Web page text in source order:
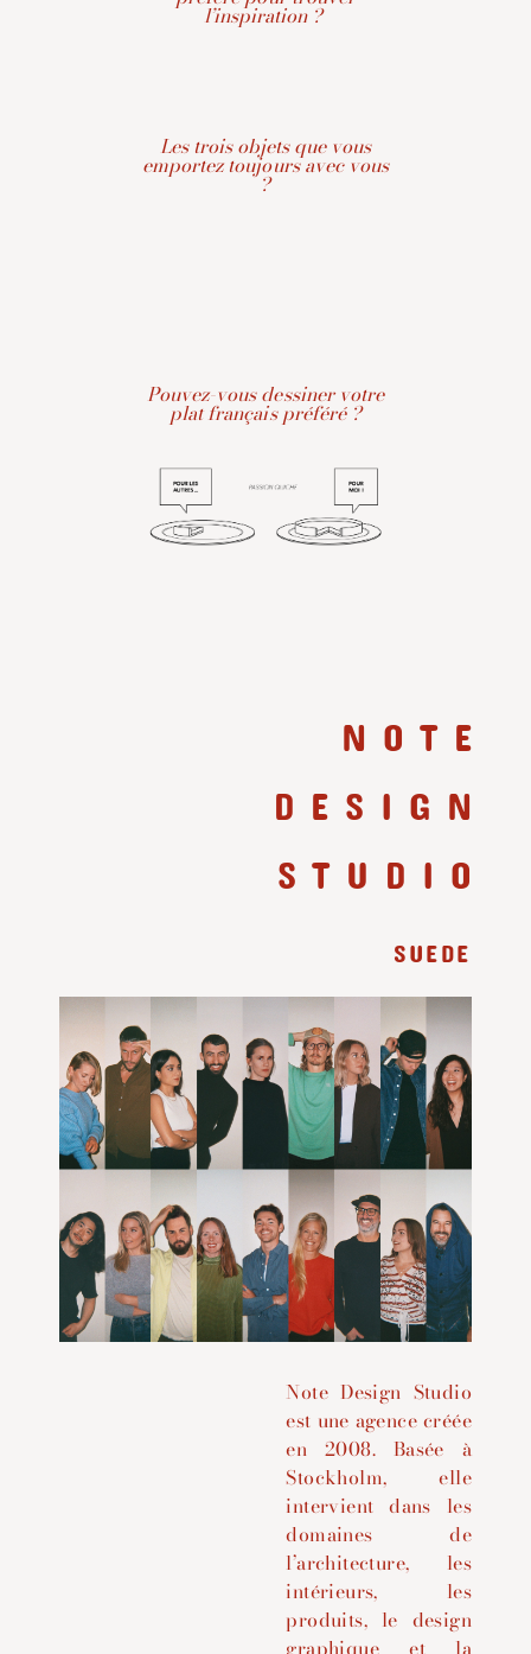
l’inspiration ?
Les trois objets que vous
emportez toujours avec vous
?
Pouvez-vous dessiner votre
plat français préféré ?
NOTE
DESIGN
STUDIO
SUEDE
Note Design Studio
est une agence créée
en 2008. Basée à
Stockholm, elle
intervient dans les
domaines de
l’architecture, les
intérieurs, les
produits, le design
graphique et la